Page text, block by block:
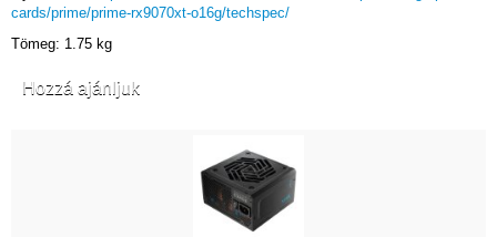
cards/prime/prime-rx9070xt-o16g/techspec/
Tömeg: 1.75 kg
Hozzá ajánljuk